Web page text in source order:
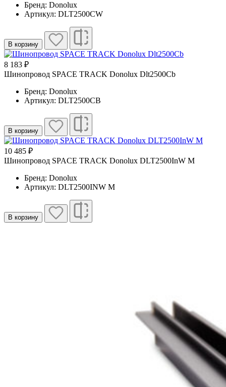
Бренд: Donolux
Артикул: DLT2500CW
В корзину
8 183 ₽
Шинопровод SPACE TRACK Donolux Dlt2500Cb
Бренд: Donolux
Артикул: DLT2500CB
В корзину
10 485 ₽
Шинопровод SPACE TRACK Donolux DLT2500InW M
Бренд: Donolux
Артикул: DLT2500INW M
В корзину